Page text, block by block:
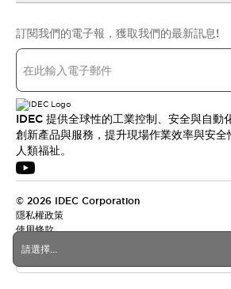
請選擇...
訂閱我們的電子報，獲取我們的最新訊息!
IDEC 提供全球性的工業控制、安全與自動
創新產品與服務，提升現場作業效率與安
人類福祉。
© 2026 IDEC Corporation
隱私權政策
使用條款
台灣